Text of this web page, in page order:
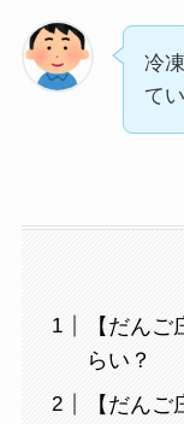
冷
て
【だん
らい？
【だん